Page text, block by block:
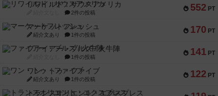
552 PT
リワイルド：サウスアメリカ
2件の投稿
170 PT
マーケットフレッシュ
紹介文あり 1件の投稿
141 PT
ファイアー・ブルズ / 火牛陣
1件の投稿
122 PT
ワン・トゥ・ファイブ
紹介文あり 1件の投稿
トランスオリエント・エクスプレス